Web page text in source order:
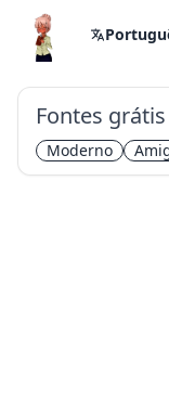
Fontes
Moderno